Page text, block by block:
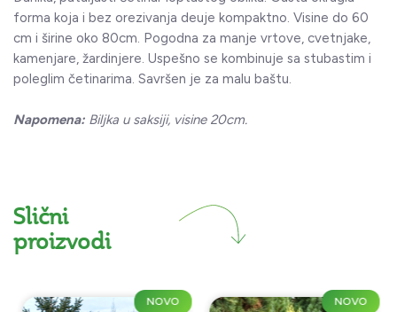
forma koja i bez orezivanja deuje kompaktno. Visine do 60
cm i širine oko 80cm. Pogodna za manje vrtove, cvetnjake,
kamenjare, žardinjere. Uspešno se kombinuje sa stubastim i
poleglim četinarima. Savršen je za malu baštu.
Napomena: Biljka u saksiji, visine 20cm.
Slični
proizvodi
NOVO NOVO